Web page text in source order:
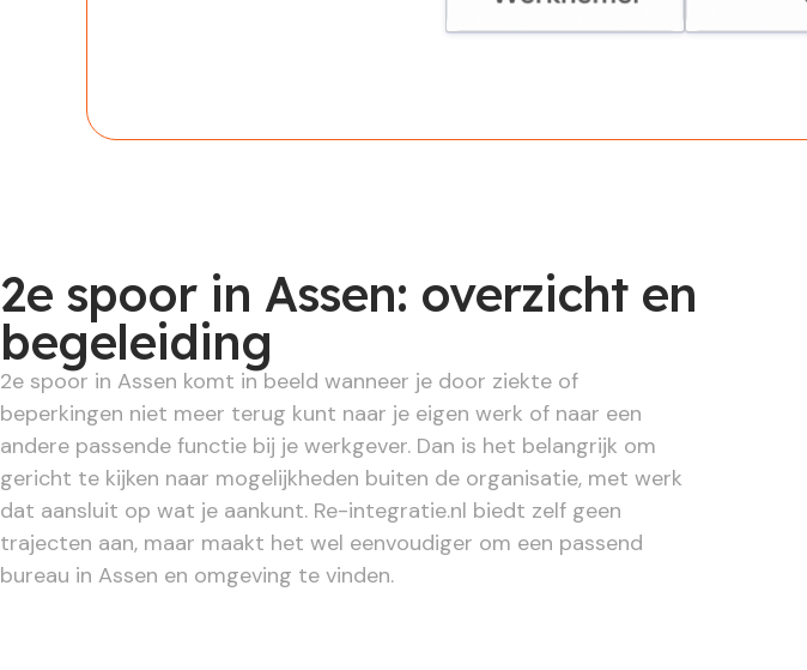
Werknemer Werkgever
2e spoor in Assen: overzicht en
begeleiding
2e spoor in Assen komt in beeld wanneer je door ziekte of
beperkingen niet meer terug kunt naar je eigen werk of naar een
andere passende functie bij je werkgever. Dan is het belangrijk om
gericht te kijken naar mogelijkheden buiten de organisatie, met werk
dat aansluit op wat je aankunt. Re-integratie.nl biedt zelf geen
trajecten aan, maar maakt het wel eenvoudiger om een passend
bureau in Assen en omgeving te vinden.